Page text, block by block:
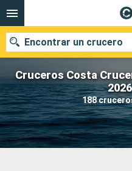
Cruceros Costa
188
Encontrar un crucero
Nuestros destinos
Fecha de salida